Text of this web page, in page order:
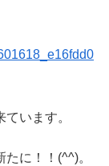
います。
に！！(^^)。